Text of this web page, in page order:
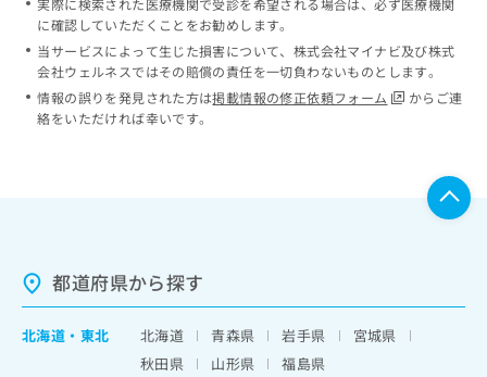
に確認していただくことをお勧めします。
当サービスによって生じた損害について、株式会社マイナビ及び株式
会社ウェルネスではその賠償の責任を一切負わないものとします。
情報の誤りを発見された方は掲載情報の修正依頼フォーム
からご連
絡をいただければ幸いです。
都道府県から探す
北海道 ・ 東北 北海道 青森県 岩手県
宮城県
秋田県
山形県
福島県